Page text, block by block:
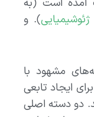
است (به
ژئوشیمیایی). و
مشهود با
ایجاد تابعی
دو دسته اصلی